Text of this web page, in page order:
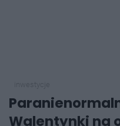
Walentynki na